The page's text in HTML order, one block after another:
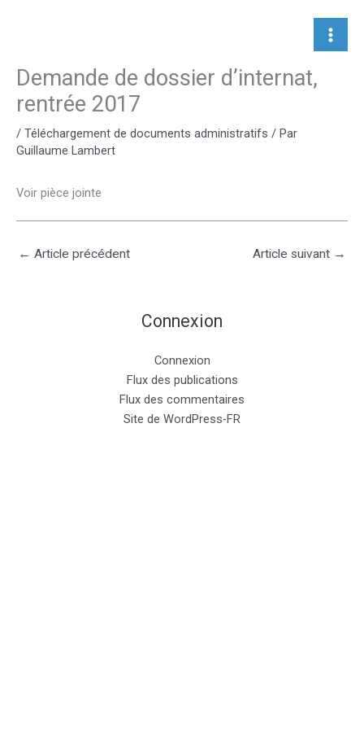
Demande de dossier d’internat,
rentrée 2017
/ Téléchargement de documents administratifs / Par
Guillaume Lambert
Voir pièce jointe
← Article précédent Article suivant →
Connexion
Connexion
Flux des publications
Flux des commentaires
Site de WordPress-FR